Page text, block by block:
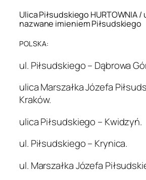
Ulica Piłsudskiego HURTOWNIA
nazwane imieniem Piłsudskiego
POLSKA:
ul. Piłsudskiego – Dąbrowa
ulica Marszałka Józefa
Kraków.
ulica Piłsudskiego – Kwidzyń.
ul. Piłsudskiego – Krynica.
ul. Marszałka Józefa